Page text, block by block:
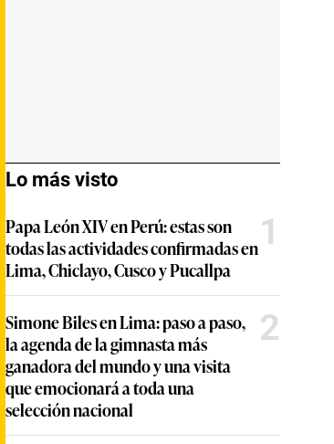
Lo más visto
Papa León XIV en Perú: estas son
todas las actividades confirmadas en
Lima, Chiclayo, Cusco y Pucallpa
1
Simone Biles en Lima: paso a paso,
la agenda de la gimnasta más
ganadora del mundo y una visita
que emocionará a toda una
selección nacional
2